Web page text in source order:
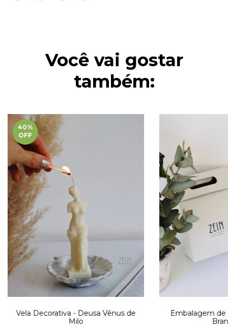
Você vai gostar
também:
40%
OFF
Vela Decorativa - Deusa Vênus de
Milo
Embalagem de